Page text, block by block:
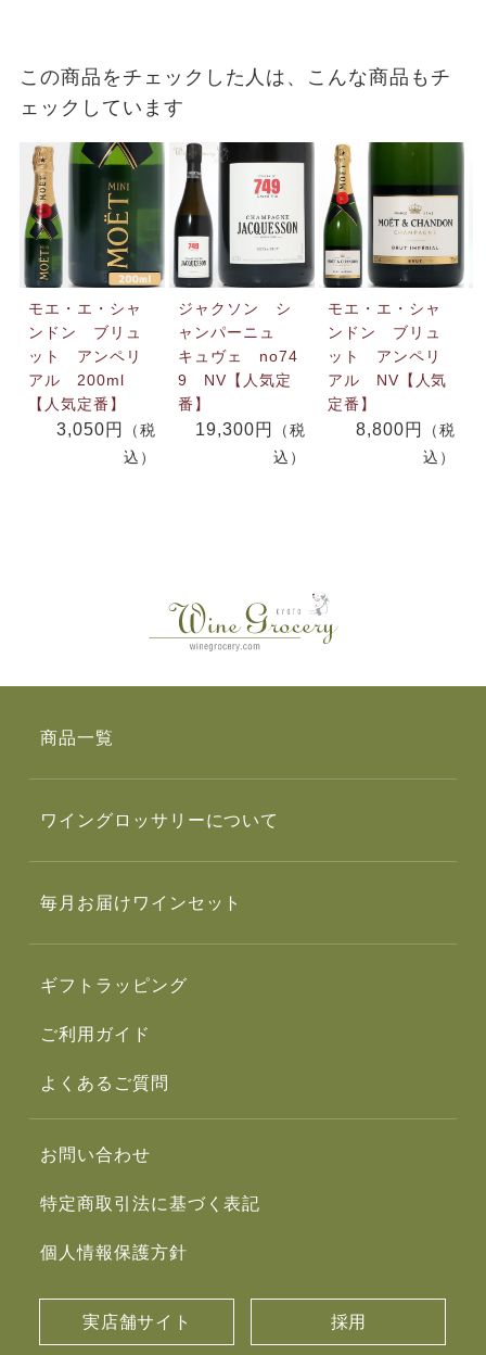
この商品をチェックした人は、こんな商品もチ
ェックしています
モエ・エ・シャ
ンドン ブリュ
ット アンペリ
アル 200ml
【人気定番】
3,050円
（税
込）
ジャクソン シ
ャンパーニュ
キュヴェ no74
9 NV【人気定
番】
19,300円
（税
込）
モエ・エ・シャ
ンドン ブリュ
ット アンペリ
アル NV【人気
定番】
8,800円
（税
込）
商品一覧
ワイングロッサリーについて
毎月お届けワインセット
ギフトラッピング
ご利用ガイド
よくあるご質問
お問い合わせ
特定商取引法に基づく表記
個人情報保護方針
実店舗サイト 採用